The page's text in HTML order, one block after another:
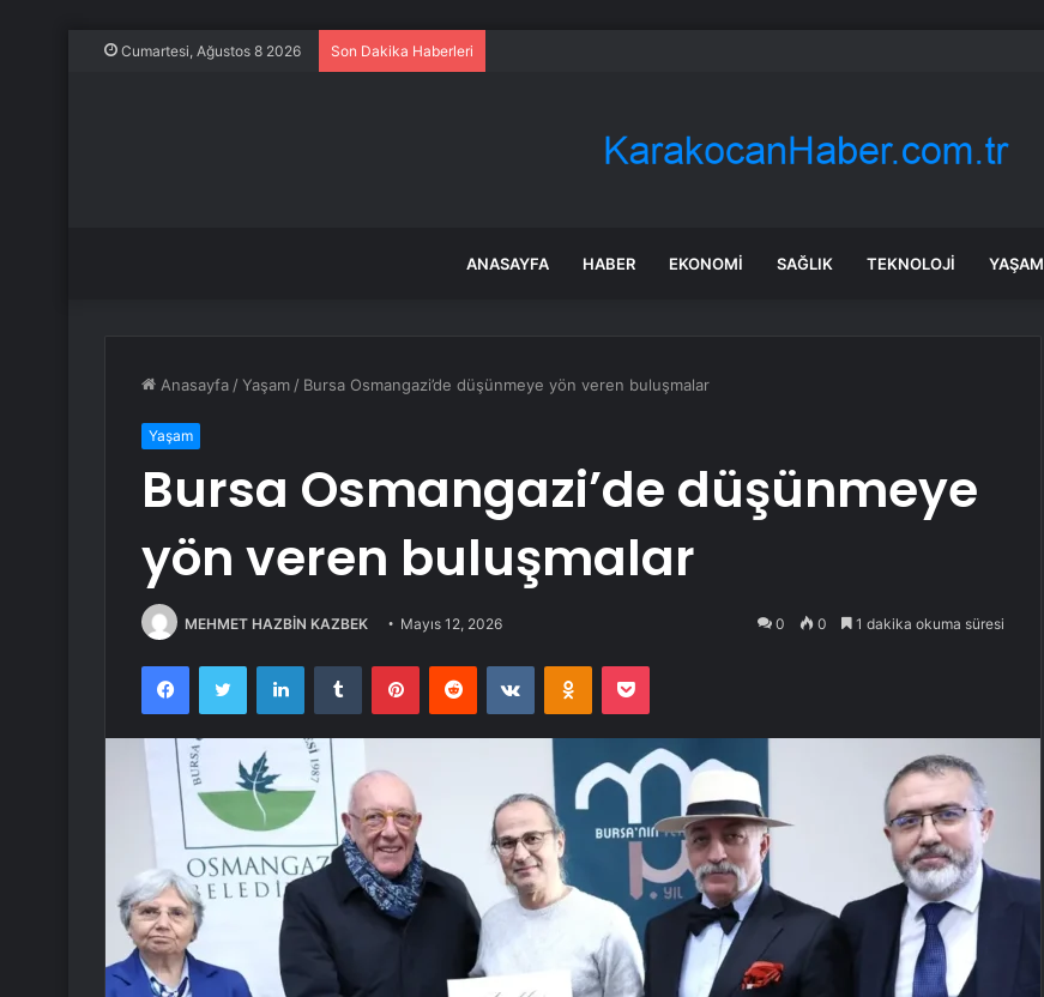
Cumartesi, Ağustos 8 2026 Son Dakika Haberleri
ANASAYFA HABER EKONOMI SAĞLIK TEKNOLOJI YAŞAM
Anasayfa /Yaşam / Bursa Osmangazi’de düşünmeye yön veren buluşmalar
Yaşam
Bursa Osmangazi’de düşünmeye
yön veren buluşmalar
MEHMET HAZBİN KAZBEK Mayıs 12, 2026 0 0 1 dakika okuma süresi
FacebookTwitter LinkedInTumblr PinterestReddit VKontakteOdnoklassniki
Pocket